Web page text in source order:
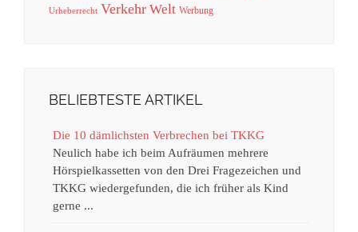
Urheberrecht Verkehr Welt Werbung
BELIEBTESTE ARTIKEL
Die 10 dämlichsten Verbrechen bei TKKG
Neulich habe ich beim Aufräumen mehrere
Hörspielkassetten von den Drei Fragezeichen und
TKKG wiedergefunden, die ich früher als Kind
gerne ...